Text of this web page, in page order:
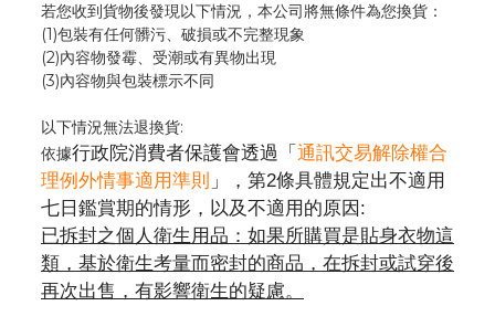
若您收到貨物後發現以下情況，本公司將無條件為您換貨：
(1)包裝有任何髒污、破損或不完整現象
(2)內容物發霉、 受潮或有異物出現
(3)內容物與包裝標示不同
以下情況無法退換貨:
依據行政院消費者保護會透過「 通訊交易解除權合
理例外情事適用準則 」，第2條具體規定出不適用
七日鑑賞期的情形，以及不適用的原因:
已拆封之個人衛生用品：如果所購買是貼身衣物這
類，基於衛生考量而密封的商品，在拆封或試穿後
再次出售，有影響衛生的疑慮。